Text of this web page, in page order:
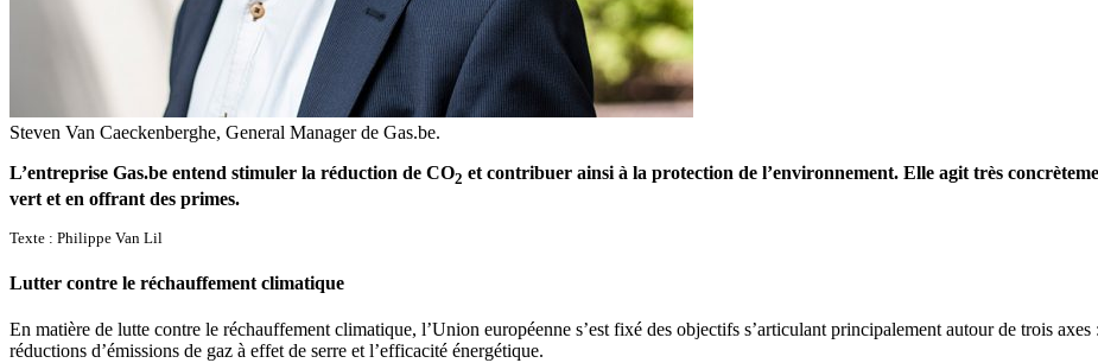
Steven Van Caeckenberghe, General Manager de Gas.be.
L’entreprise Gas.be entend stimuler la réduction de CO2 et contribuer ainsi à la protection de l’environnement. Elle agit très
vert et en offrant des primes.
Texte : Philippe Van Lil
Lutter contre le réchauffement climatique
En matière de lutte contre le réchauffement climatique, l’Union européenne s’est fixé des objectifs s’articulant principalement autour de trois
réductions d’émissions de gaz à effet de serre et l’efficacité énergétique.